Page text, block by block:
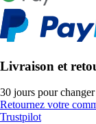
Livraison et
30 jours pour
Retournez votre
Trustpilot